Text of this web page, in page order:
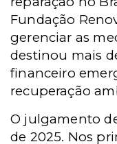
Fundação
gerenciar as
destinou mais
financeiro
recuperação
O julgamento
de 2025. Nos